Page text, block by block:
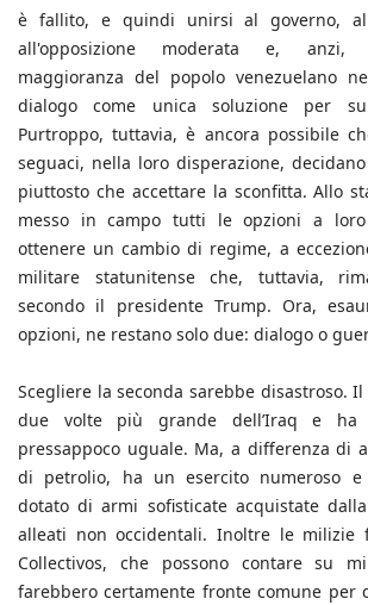
è fallito, e quindi unirsi al governo,
all'opposizione moderata e, anzi,
maggioranza del popolo venezuelano
dialogo come unica soluzione per
Purtroppo, tuttavia, è ancora possibile
seguaci, nella loro disperazione,
piuttosto che accettare la sconfitta. Allo
messo in campo tutti le opzioni a loro
ottenere un cambio di regime, a
militare statunitense che, tuttavia,
secondo il presidente Trump. Ora,
opzioni, ne restano solo due: dialogo o
Scegliere la seconda sarebbe disastroso.
due volte più grande dell’Iraq e ha
pressappoco uguale. Ma, a differenza di
di petrolio, ha un esercito numeroso e
dotato di armi sofisticate acquistate
alleati non occidentali. Inoltre le milizie
Collectivos, che possono contare su
farebbero certamente fronte comune per